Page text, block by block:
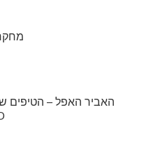
האביר האפל – הטיפים